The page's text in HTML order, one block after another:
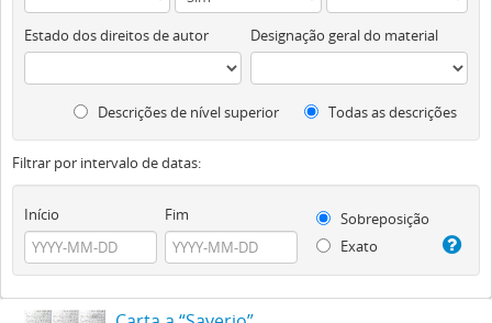
Estado dos direitos de autor Designação geral do material
Descrições de nível superior Todas as descrições
Filtrar por intervalo de datas:
Início Fim
Sobreposição
Exato